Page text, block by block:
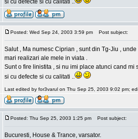
si cu defecte si cu calitati ..
Posted: Wed Sep 24, 2003 3:59 pm Post subject:
Salut , Ma numesc Ciprian , sunt din Tg-Jiu ,
mari realizari ale mele in viata .
Sunt o fire linistita , si nu imi place atunci cand
si cu defecte si cu calitati ..
Last edited by for3varul on Thu Sep 25, 2003 9:02 pm;
Posted: Thu Sep 25, 2003 1:25 pm Post subject:
Bucuresti, House & Trance, varsator.